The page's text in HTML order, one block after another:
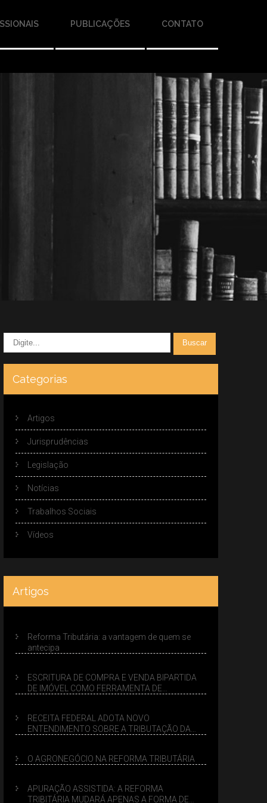
PUBLICAÇÕES CONTATO
Categorias
Artigos
Jurisprudências
Legislação
Notícias
Trabalhos Sociais
Vídeos
Artigos
Reforma Tributária: a vantagem de quem se
antecipa
ESCRITURA DE COMPRA E VENDA BIPARTIDA
DE IMÓVEL COMO FERRAMENTA DE
RECEITA FEDERAL ADOTA NOVO
ENTENDIMENTO SOBRE A TRIBUTAÇÃO DA
O AGRONEGÓCIO NA REFORMA TRIBUTÁRIA
APURAÇÃO ASSISTIDA: A REFORMA
TRIBITÁRIA MUDARÁ APENAS A FORMA DE